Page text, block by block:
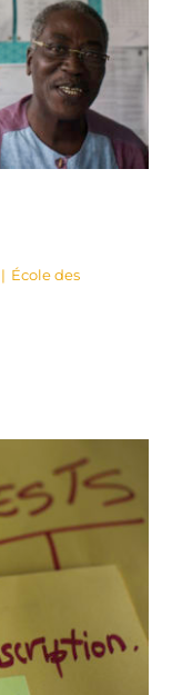
| École des